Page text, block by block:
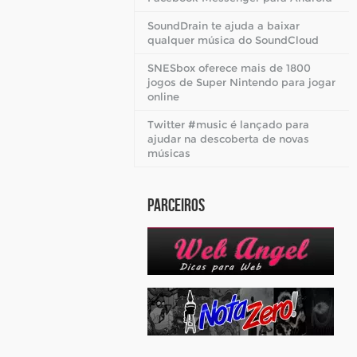
SoundDrain te ajuda a baixar
qualquer música do SoundCloud
SNESbox oferece mais de 1800
jogos de Super Nintendo para jogar
online
Twitter #music é lançado para
ajudar na descoberta de novas
músicas
Parceiros